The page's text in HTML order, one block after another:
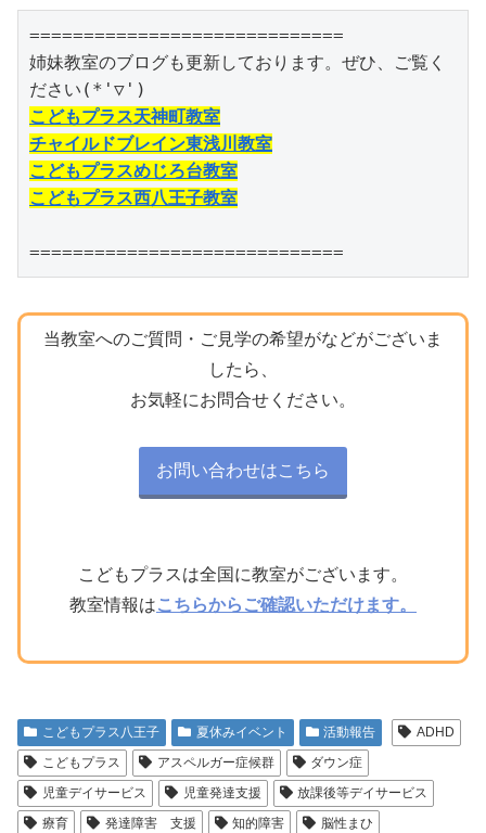
=============================
姉妹教室のブログも更新しております。ぜひ、ご覧く
こどもプラス天神町教室
チャイルドブレイン東浅川教室
こどもプラスめじろ台教室
こどもプラス西八王子教室
=============================
当教室へのご質問・ご見学の希望がなどがございま
したら、
お気軽にお問合せください。
お問い合わせはこちら
こどもプラスは全国に教室がございます。
教室情報はこちらからご確認いただけます。
こどもプラス八王子 夏休みイベント 活動報告
ADHD
こどもプラス
アスペルガー症候群
ダウン症
児童デイサービス
児童発達支援
放課後等デイサービス
療育
発達障害 支援 知的障害
脳性まひ